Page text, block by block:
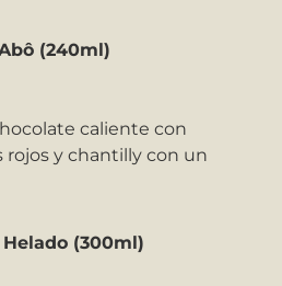
(240ml)
caliente con
y chantilly con un
(300ml)